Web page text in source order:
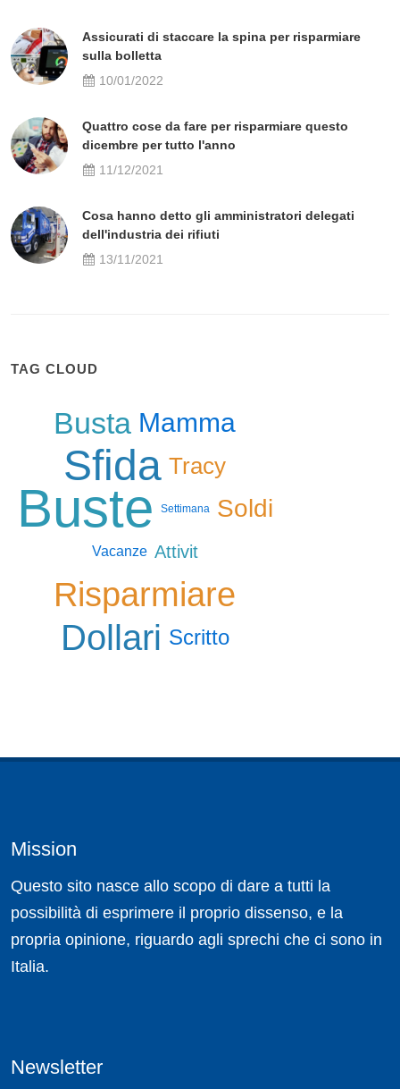
Assicurati di staccare la spina per risparmiare
sulla bolletta
10/01/2022
Quattro cose da fare per risparmiare questo
dicembre per tutto l'anno
11/12/2021
Cosa hanno detto gli amministratori delegati
dell'industria dei rifiuti
13/11/2021
TAG CLOUD
Busta Mamma
Sfida Tracy
Buste Settimana Soldi
Vacanze Attivit
Risparmiare
Dollari Scritto
Mission
Questo sito nasce allo scopo di dare a tutti la
possibilità di esprimere il proprio dissenso, e la
propria opinione, riguardo agli sprechi che ci sono in
Italia.
Newsletter